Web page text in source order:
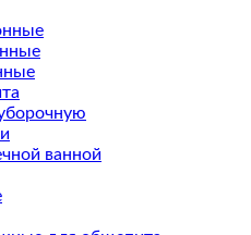
ванной